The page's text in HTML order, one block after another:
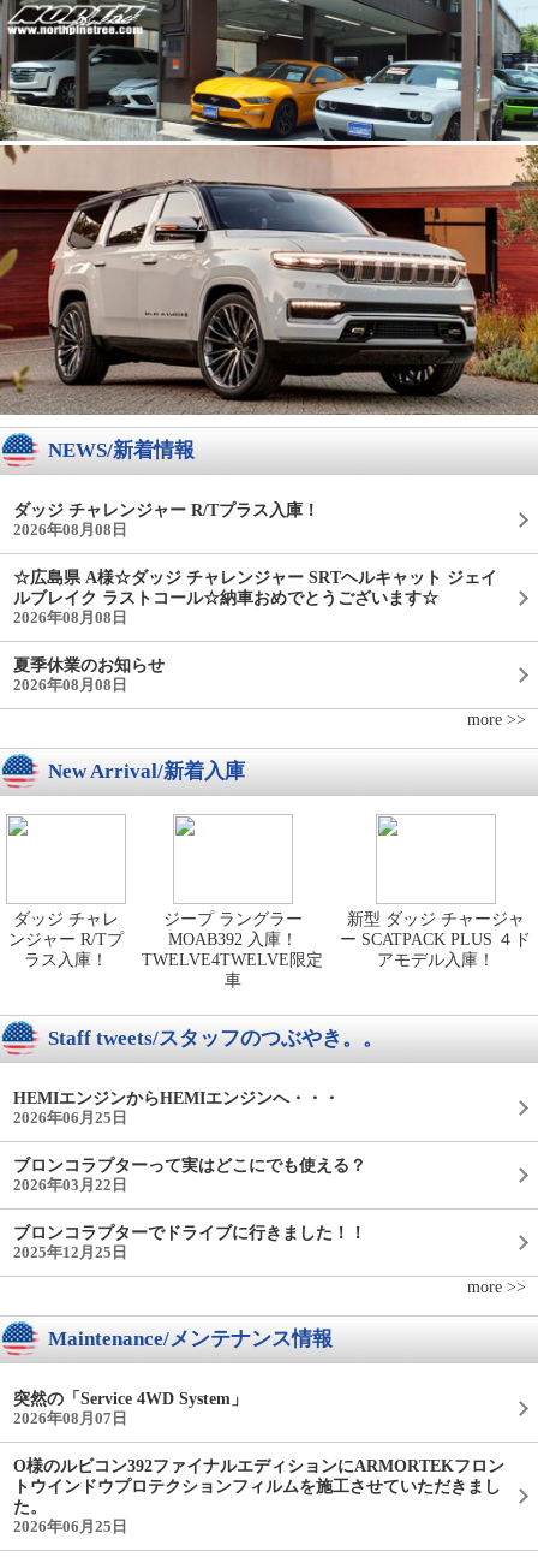
NEWS/新着情報
ダッジ チャレンジャー R/Tプラス入庫！
2026年08月08日
☆広島県 A様☆ダッジ チャレンジャー SRTヘルキャット ジェイ
ルブレイク ラストコール☆納車おめでとうございます☆
2026年08月08日
夏季休業のお知らせ
2026年08月08日
more >>
New Arrival/新着入庫
ダッジ チャレ
ンジャー R/Tプ
ラス入庫！
ジープ ラングラー
MOAB392 入庫！
TWELVE4TWELVE限定
車
新型 ダッジ チャージャ
ー SCATPACK PLUS ４ド
アモデル入庫！
Staff tweets/スタッフのつぶやき。。
HEMIエンジンからHEMIエンジンへ・・・
2026年06月25日
ブロンコラプターって実はどこにでも使える？
2026年03月22日
ブロンコラプターでドライブに行きました！！
2025年12月25日
more >>
Maintenance/メンテナンス情報
突然の「Service 4WD System」
2026年08月07日
O様のルビコン392ファイナルエディションにARMORTEKフロン
トウインドウプロテクションフィルムを施工させていただきまし
た。
2026年06月25日